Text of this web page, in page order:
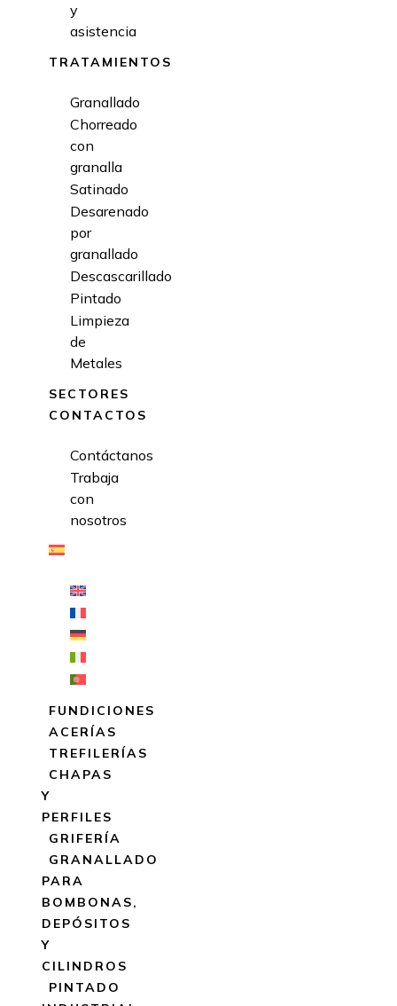
y
asistencia
TRATAMIENTOS
Granallado
Chorreado
con
granalla
Satinado
Desarenado
por
granallado
Descascarillado
Pintado
Limpieza
de
Metales
SECTORES
CONTACTOS
Contáctanos
Trabaja
con
nosotros
FUNDICIONES
ACERÍAS
TREFILERÍAS
CHAPAS
Y
PERFILES
GRIFERÍA
GRANALLADO
PARA
BOMBONAS,
DEPÓSITOS
Y
CILINDROS
PINTADO